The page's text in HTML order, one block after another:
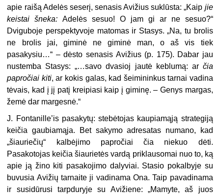
apie raišą Adelės seserį, senasis Avižius suklūsta: „Kaip jie
keistai šneka: Adelės sesuo! O jam gi ar ne sesuo?“
Dviguboje perspektyvoje matomas ir Stasys. „Na, tu brolis
ne brolis jai, giminė ne giminė man, o aš vis tiek
pasakysiu…“ – dėsto senasis Avižius (p. 175). Dabar jau
nustemba Stasys: „…savo dvasioj jautė keblumą: ar čia
papročiai kiti, ar kokis galas, kad šeimininkus tarnai vadina
tėvais, kad į jį patį kreipiasi kaip į giminę. – Genys margas,
žemė dar margesnė.“
J. Fontanille’is pasakytų: stebėtojas kaupiamąją strategiją
keičia gaubiamąja. Bet sakymo adresatas numano, kad
„šiauriečių“ kalbėjimo papročiai čia niekuo dėti.
Pasakotojas keičia šiaurietės vardą priklausomai nuo to, ką
apie ją žino kiti pasakojimo dalyviai. Stasio pokalbyje su
buvusia Avižių tarnaite ji vadinama Ona. Taip pavadinama
ir susidūrusi tarpduryje su Avižiene: „Mamyte, aš juos